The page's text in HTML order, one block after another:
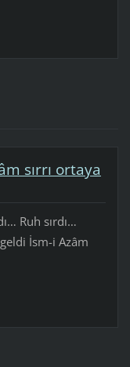
sırrı ortaya
Ruh sırdı…
İsm-i Azâm